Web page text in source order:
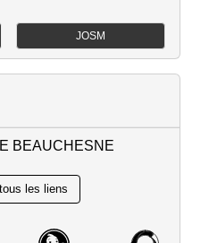
JOSM
BEAUCHESNE